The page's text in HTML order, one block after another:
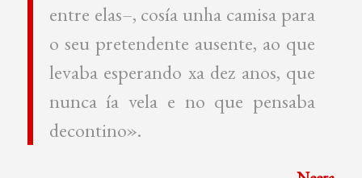
entre elas–, cosía unha camisa para
o seu pretendente ausente, ao que
levaba esperando xa dez anos, que
nunca ía vela e no que pensaba
decontino».